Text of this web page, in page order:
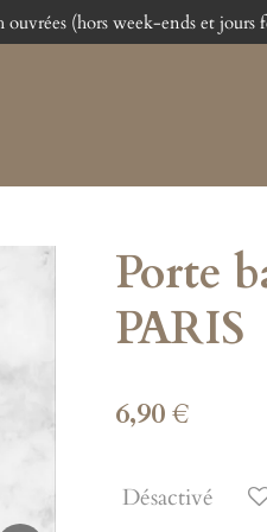
(hors week-ends et jours
Porte
PARIS
6,90 €
Désactivé